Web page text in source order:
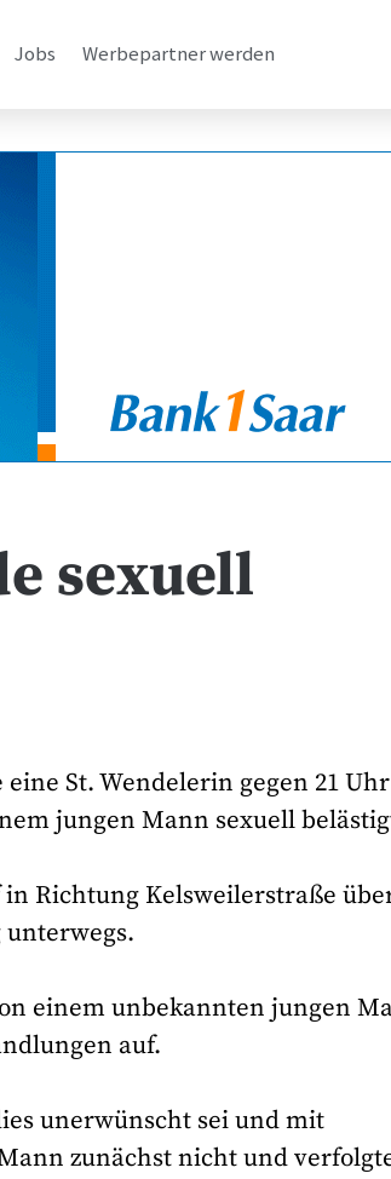
Jobs Werbepartner werden
sexuell
eine St. Wendelerin gegen 21
jungen Mann sexuell
Richtung Kelsweilerstraße
unterwegs.
einem unbekannten jungen
auf.
unerwünscht sei und mit
zunächst nicht und